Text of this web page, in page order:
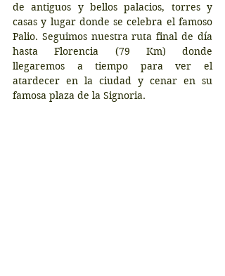
de antiguos y bellos palacios, torres y
casas y lugar donde se celebra el famoso
Palio. Seguimos nuestra ruta final de día
hasta Florencia (79 Km) donde
llegaremos a tiempo para ver el
atardecer en la ciudad y cenar en su
famosa plaza de la Signoria.